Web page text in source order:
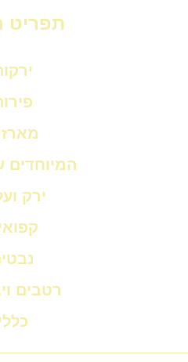
תפריט
המיוחדים
ירק
רטבים